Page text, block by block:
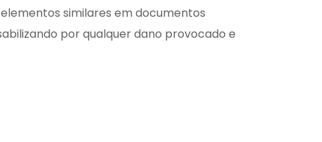
elementos similares em documentos
por qualquer dano provocado e